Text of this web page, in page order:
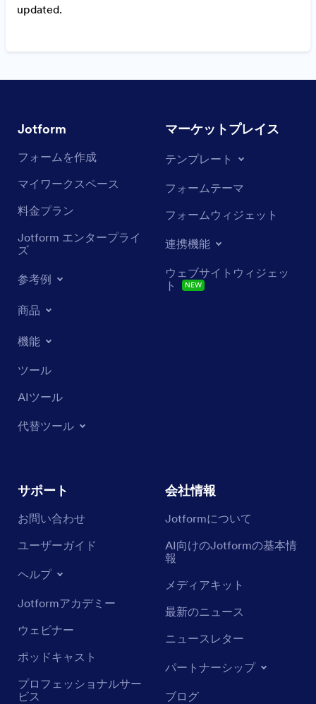
updated.
Jotform
フォームを作成
マイワークスペース
料金プラン
Jotform エンタープライ
ズ
参考例
商品
機能
ツール
AIツール
代替ツール
マーケットプレイス
テンプレート
フォームテーマ
フォームウィジェット
連携機能
ウェブサイトウィジェッ
ト
NEW
サポート
お問い合わせ
ユーザーガイド
ヘルプ
Jotformアカデミー
ウェビナー
ポッドキャスト
プロフェッショナルサー
ビス
会社情報
Jotformについて
AI向けのJotformの基本情
報
メディアキット
最新のニュース
ニュースレター
パートナーシップ
ブログ